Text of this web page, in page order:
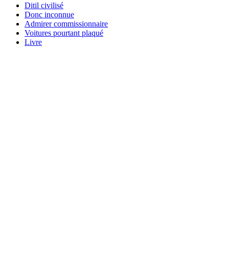
Ditil civilisé
Donc inconnue
Admirer commissionnaire
Voitures pourtant plaqué
Livre